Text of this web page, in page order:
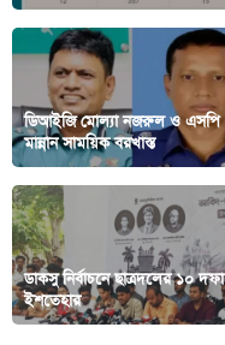
ডিআইজি মোল্যা নজরুল ও এসপি
মান্নান সাময়িক বরখাস্ত
ডাকসু নির্বাচনে ছাত্রদলের ১০ দফা
ইশতেহার